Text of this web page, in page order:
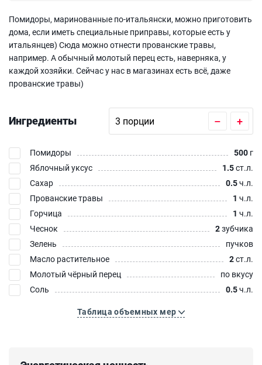
Помидоры, маринованные по-итальянски, можно приготовить
дома, если иметь специальные приправы, которые есть у
итальянцев) Сюда можно отнести прованские травы,
например. А обычный молотый перец есть, наверняка, у
каждой хозяйки. Сейчас у нас в магазинах есть всё, даже
прованские травы)
Ингредиенты – +
Помидоры 500 г
Яблочный уксус
1.5ст.л.
Сахар
0.5ч.л.
Прованские травы
1 ч.л.
Горчица
1 ч.л.
Чеснок
2зубчика
Зелень
пучков
Масло растительное
2ст.л.
Молотый чёрный перец
по вкусу
Соль
0.5ч.л.
Таблица объемных мер